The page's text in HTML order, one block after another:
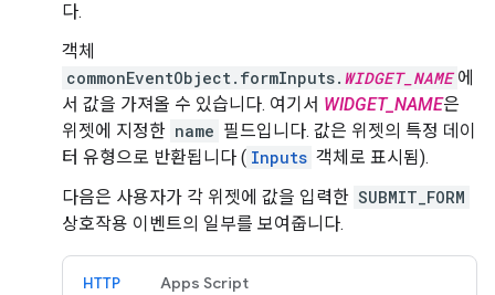
다.
객체
commonEventObject.formInputs. WIDGET_NAME 에
서 값을 가져올 수 있습니다. 여기서 WIDGET_NAME은
위젯에 지정한 name 필드입니다. 값은 위젯의 특정 데이
터 유형으로 반환됩니다 ( Inputs 객체로 표시됨).
다음은 사용자가 각 위젯에 값을 입력한 SUBMIT_FORM
상호작용 이벤트의 일부를 보여줍니다.
HTTP Apps Script